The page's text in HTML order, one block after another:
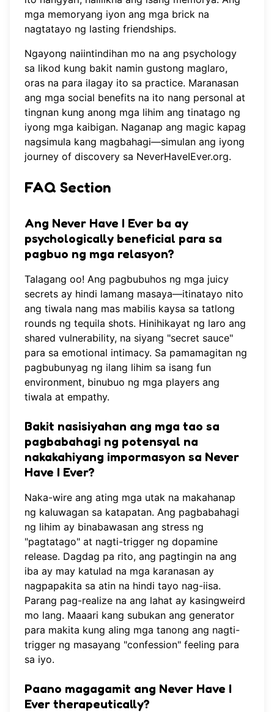
mga memoryang iyon ang mga brick na
nagtatayo ng lasting friendships.
Ngayong naiintindihan mo na ang psychology
sa likod kung bakit namin gustong maglaro,
oras na para ilagay ito sa practice. Maranasan
ang mga social benefits na ito nang personal at
tingnan kung anong mga lihim ang tinatago ng
iyong mga kaibigan. Naganap ang magic kapag
nagsimula kang magbahagi—simulan ang iyong
journey of discovery sa NeverHaveIEver.org.
FAQ Section
Ang Never Have I Ever ba ay
psychologically beneficial para sa
pagbuo ng mga relasyon?
Talagang oo! Ang pagbubuhos ng mga juicy
secrets ay hindi lamang masaya—itinatayo nito
ang tiwala nang mas mabilis kaysa sa tatlong
rounds ng tequila shots. Hinihikayat ng laro ang
shared vulnerability, na siyang "secret sauce"
para sa emotional intimacy. Sa pamamagitan ng
pagbubunyag ng ilang lihim sa isang fun
environment, binubuo ng mga players ang
tiwala at empathy.
Bakit nasisiyahan ang mga tao sa
pagbabahagi ng potensyal na
nakakahiyang impormasyon sa Never
Have I Ever?
Naka-wire ang ating mga utak na makahanap
ng kaluwagan sa katapatan. Ang pagbabahagi
ng lihim ay binabawasan ang stress ng
"pagtatago" at nagti-trigger ng dopamine
release. Dagdag pa rito, ang pagtingin na ang
iba ay may katulad na mga karanasan ay
nagpapakita sa atin na hindi tayo nag-iisa.
Parang pag-realize na ang lahat ay kasingweird
mo lang. Maaari kang subukan ang generator
para makita kung aling mga tanong ang nagti-
trigger ng masayang "confession" feeling para
sa iyo.
Paano magagamit ang Never Have I
Ever therapeutically?